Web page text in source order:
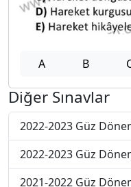
A B
Diğer Sınavlar
2022-2023 Güz
2022-2023 Güz
2021-2022 Güz